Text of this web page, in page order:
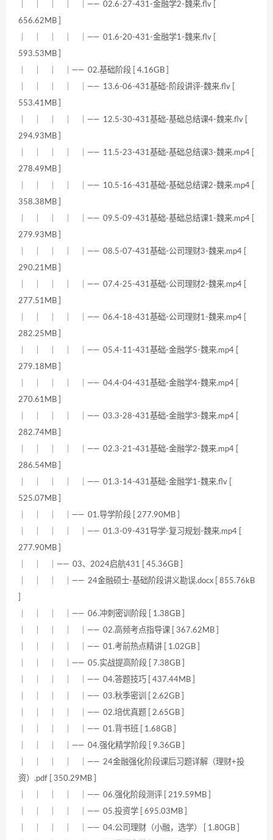
｜ ｜ ｜ ｜ ｜—— 02.6-27-431-金融学2-魏来.flv [
656.62MB ]
｜ ｜ ｜ ｜ ｜—— 01.6-20-431-金融学1-魏来.flv [
593.53MB ]
｜ ｜ ｜ ｜—— 02.基础阶段 [ 4.16GB ]
｜ ｜ ｜ ｜ ｜—— 13.6-06-431基础-阶段讲评-魏来.flv [
553.41MB ]
｜ ｜ ｜ ｜ ｜—— 12.5-30-431基础-基础总结课4-魏来.flv [
294.93MB ]
｜ ｜ ｜ ｜ ｜—— 11.5-23-431基础-基础总结课3-魏来.mp4 [
278.49MB ]
｜ ｜ ｜ ｜ ｜—— 10.5-16-431基础-基础总结课2-魏来.mp4 [
358.38MB ]
｜ ｜ ｜ ｜ ｜—— 09.5-09-431基础-基础总结课1-魏来.mp4 [
279.93MB ]
｜ ｜ ｜ ｜ ｜—— 08.5-07-431基础-公司理财3-魏来.mp4 [
290.21MB ]
｜ ｜ ｜ ｜ ｜—— 07.4-25-431基础-公司理财2-魏来.mp4 [
277.51MB ]
｜ ｜ ｜ ｜ ｜—— 06.4-18-431基础-公司理财1-魏来.mp4 [
282.25MB ]
｜ ｜ ｜ ｜ ｜—— 05.4-11-431基础-金融学5-魏来.mp4 [
279.18MB ]
｜ ｜ ｜ ｜ ｜—— 04.4-04-431基础-金融学4-魏来.mp4 [
270.61MB ]
｜ ｜ ｜ ｜ ｜—— 03.3-28-431基础-金融学3-魏来.mp4 [
282.74MB ]
｜ ｜ ｜ ｜ ｜—— 02.3-21-431基础-金融学2-魏来.mp4 [
286.54MB ]
｜ ｜ ｜ ｜ ｜—— 01.3-14-431基础-金融学1-魏来.flv [
525.07MB ]
｜ ｜ ｜ ｜—— 01.导学阶段 [ 277.90MB ]
｜ ｜ ｜ ｜ ｜—— 01.3-09-431导学-复习规划-魏来.mp4 [
277.90MB ]
｜ ｜ ｜—— 03、2024启航431 [ 45.36GB ]
｜ ｜ ｜ ｜—— 24金融硕士-基础阶段讲义勘误.docx [ 855.76kB
｜ ｜ ｜ ｜—— 06.冲刺密训阶段 [ 1.38GB ]
｜ ｜ ｜ ｜ ｜—— 02.高频考点指导课 [ 367.62MB ]
｜ ｜ ｜ ｜ ｜—— 01.考前热点精讲 [ 1.02GB ]
｜ ｜ ｜ ｜—— 05.实战提高阶段 [ 7.38GB ]
｜ ｜ ｜ ｜ ｜—— 04.答题技巧 [ 437.44MB ]
｜ ｜ ｜ ｜ ｜—— 03.秋季密训 [ 2.62GB ]
｜ ｜ ｜ ｜ ｜—— 02.培优真题 [ 2.65GB ]
｜ ｜ ｜ ｜ ｜—— 01.背书班 [ 1.68GB ]
｜ ｜ ｜ ｜—— 04.强化精学阶段 [ 9.36GB ]
｜ ｜ ｜ ｜ ｜—— 24金融强化阶段课后习题详解（理财+投
资）.pdf [ 350.29MB ]
｜ ｜ ｜ ｜ ｜—— 06.强化阶段测评 [ 219.59MB ]
｜ ｜ ｜ ｜ ｜—— 05.投资学 [ 695.03MB ]
｜ ｜ ｜ ｜ ｜—— 04.公司理财（小融，选学） [ 1.80GB ]